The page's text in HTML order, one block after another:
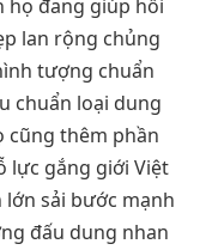
họ đang giúp hồi
lan rộng chủng
tượng chuẩn
chuẩn loại dung
cũng thêm phần
lực gắng giới Việt
sải bước mạnh
đấu dung nhan